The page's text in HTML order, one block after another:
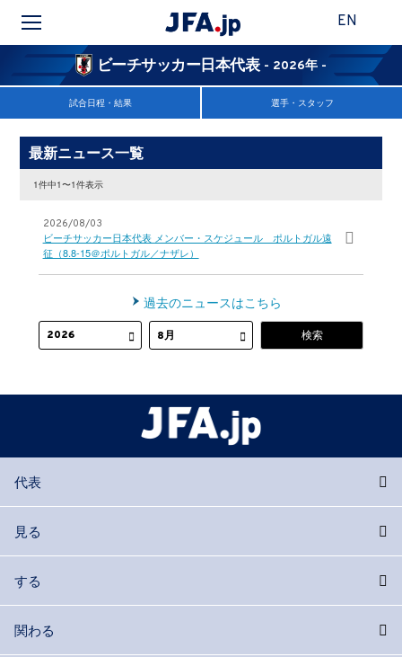
EN
ビーチサッカー日本代表 - 2026年 -
試合日程・結果 選手・スタッフ
最新ニュース一覧
1件中1〜1件表示
2026/08/03
ビーチサッカー日本代表 メンバー・スケジュール ポルトガル遠
征（8.8-15＠ポルトガル／ナザレ）
過去のニュースはこちら
代表
見る
する
関わる